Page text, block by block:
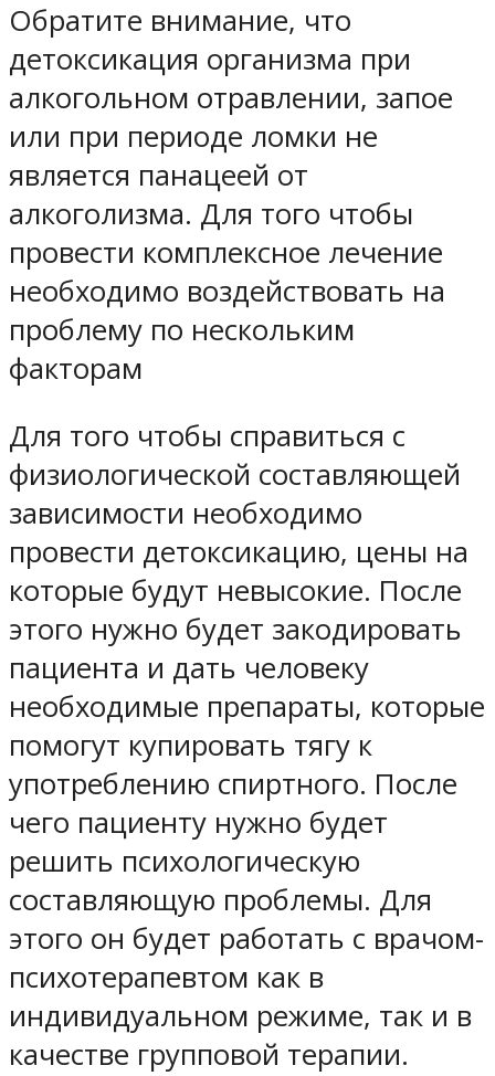
Обратите внимание, что
детоксикация организма при
алкогольном отравлении, запое
или при периоде ломки не
является панацеей от
алкоголизма. Для того чтобы
провести комплексное лечение
необходимо воздействовать на
проблему по нескольким
факторам
Для того чтобы справиться с
физиологической составляющей
зависимости необходимо
провести детоксикацию, цены на
которые будут невысокие. После
этого нужно будет закодировать
пациента и дать человеку
необходимые препараты, которые
помогут купировать тягу к
употреблению спиртного. После
чего пациенту нужно будет
решить психологическую
составляющую проблемы. Для
этого он будет работать с врачом-
психотерапевтом как в
индивидуальном режиме, так и в
качестве групповой терапии.